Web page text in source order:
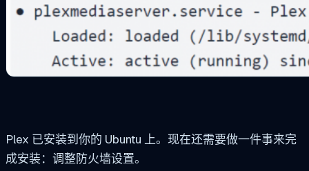
Plex 已安装到你的 Ubuntu 上。现在还需要做一件事来完
成安装：调整防火墙设置。